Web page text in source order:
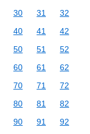
30 31
32
40 41
42
50 51
52
60 61
62
70 71
72
80 81
82
90 91
92